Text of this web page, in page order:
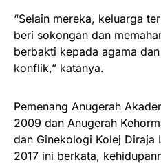
“Selain mereka, keluarga
beri sokongan dan
berbakti kepada agama
konflik,” katanya.
Pemenang Anugerah
2009 dan Anugerah
dan Ginekologi Kolej Diraja
2017 ini berkata,